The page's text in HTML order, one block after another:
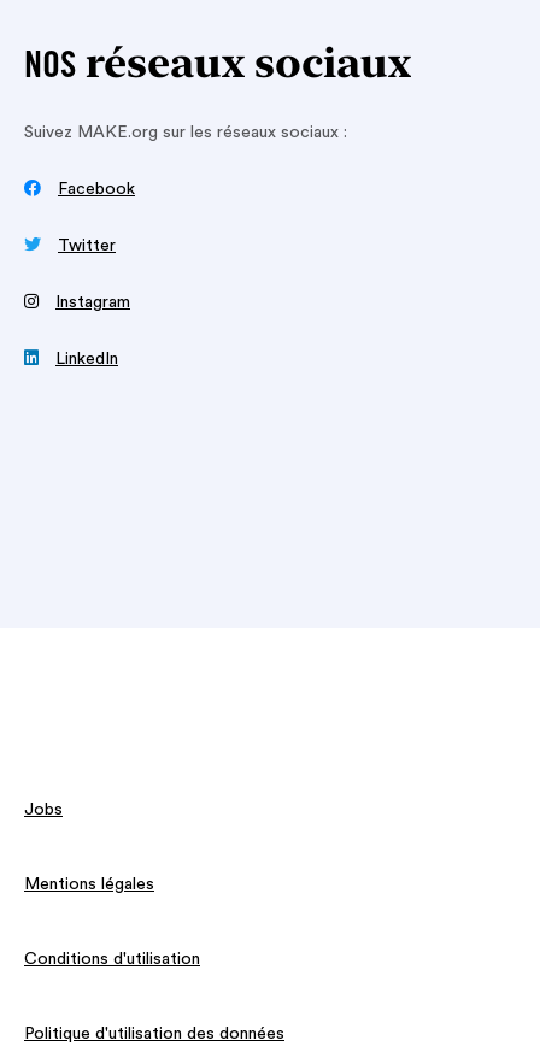
NOS réseaux sociaux
Suivez MAKE.org sur les réseaux sociaux :
 Facebook
 Twitter
‍ Instagram
 LinkedIn
Jobs
Mentions légales
Conditions d'utilisation
Politique d'utilisation des données